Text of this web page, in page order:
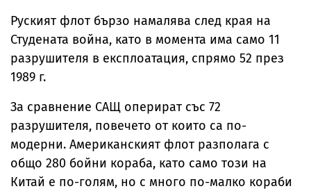
Руският флот бързо намалява след края на
Студената война, като в момента има само 11
разрушителя в експлоатация, спрямо 52 през
1989 г.
За сравнение САЩ оперират със 72
разрушителя, повечето от които са по-
модерни. Американският флот разполага с
общо 280 бойни кораба, като само този на
Китай е по-голям, но с много по-малко кораби